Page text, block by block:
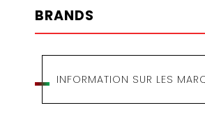
BRANDS
INFORMATION SUR LES